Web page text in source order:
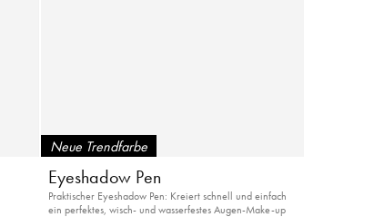
Neue Trendfarbe
Eyeshadow Pen
Praktischer Eyeshadow Pen: Kreiert schnell und einfach
ein perfektes, wisch- und wasserfestes Augen-Make-up